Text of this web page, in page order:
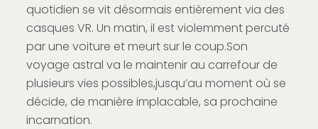
quotidien se vit désormais entièrement via des
casques VR. Un matin, il est violemment percuté
par une voiture et meurt sur le coup.Son
voyage astral va le maintenir au carrefour de
plusieurs vies possibles,jusqu’au moment où se
décide, de manière implacable, sa prochaine
incarnation.